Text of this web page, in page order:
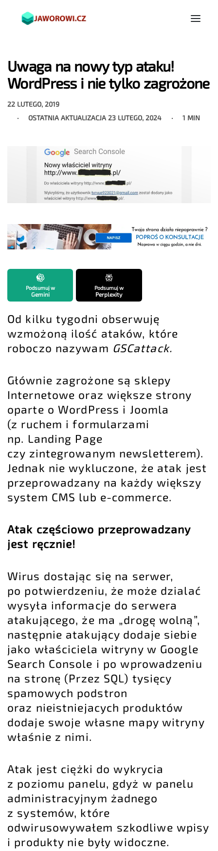
Uwaga na nowy typ ataku!
WordPress i nie tylko zagrożone
22 LUTEGO, 2019
OSTATNIA AKTUALIZACJA 23 LUTEGO, 2024 1 MIN
Podsumuj w
Gemini
Podsumuj w
Perplexity
Od kilku tygodni obserwuję
wzmożoną ilość ataków, które
roboczo nazywam GSCattack.
Głównie zagrożone są sklepy
Internetowe oraz większe strony
oparte o WordPress i Joomla
(z ruchem i formularzami
np. Landing Page
czy zintegrowanym newsletterem).
Jednak nie wykluczone, że atak jest
przeprowadzany na każdy większy
system CMS lub e-commerce.
Atak częściowo przeprowadzany
jest ręcznie!
Wirus dostając się na serwer,
po potwierdzeniu, że może dzialać
wysyła informacje do serwera
atakującego, że ma „drogę wolną”,
następnie atakujący dodaje siebie
jako właściciela witryny w Google
Search Console i po wprowadzeniu
na stronę (Przez SQL) tysięcy
spamowych podstron
oraz nieistniejacych produktów
dodaje swoje własne mapy witryny
właśnie z nimi.
Atak jest ciężki do wykrycia
z poziomu panelu, gdyż w panelu
administracyjnym żadnego
z systemów, które
odwirusowywałem szkodliwe wpisy
i produkty nie były widoczne.